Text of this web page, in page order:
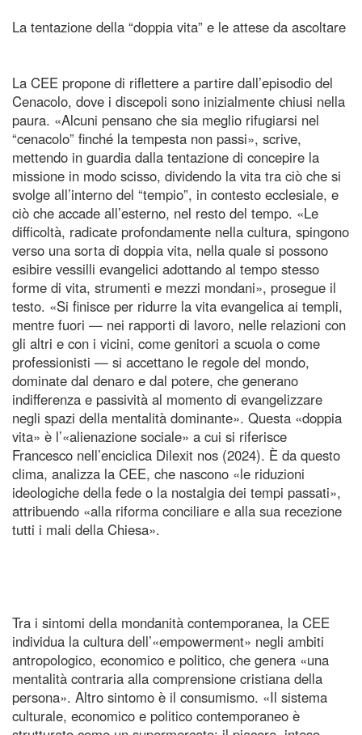
La tentazione della “doppia vita” e le attese da ascoltare
La CEE propone di riflettere a partire dall’episodio del
Cenacolo, dove i discepoli sono inizialmente chiusi nella
paura. «Alcuni pensano che sia meglio rifugiarsi nel
“cenacolo” finché la tempesta non passi», scrive,
mettendo in guardia dalla tentazione di concepire la
missione in modo scisso, dividendo la vita tra ciò che si
svolge all’interno del “tempio”, in contesto ecclesiale, e
ciò che accade all’esterno, nel resto del tempo. «Le
difficoltà, radicate profondamente nella cultura, spingono
verso una sorta di doppia vita, nella quale si possono
esibire vessilli evangelici adottando al tempo stesso
forme di vita, strumenti e mezzi mondani», prosegue il
testo. «Si finisce per ridurre la vita evangelica ai templi,
mentre fuori — nei rapporti di lavoro, nelle relazioni con
gli altri e con i vicini, come genitori a scuola o come
professionisti — si accettano le regole del mondo,
dominate dal denaro e dal potere, che generano
indifferenza e passività al momento di evangelizzare
negli spazi della mentalità dominante». Questa «doppia
vita» è l’«alienazione sociale» a cui si riferisce
Francesco nell’enciclica Dilexit nos (2024). È da questo
clima, analizza la CEE, che nascono «le riduzioni
ideologiche della fede o la nostalgia dei tempi passati»,
attribuendo «alla riforma conciliare e alla sua recezione
tutti i mali della Chiesa».
Tra i sintomi della mondanità contemporanea, la CEE
individua la cultura dell’«empowerment» negli ambiti
antropologico, economico e politico, che genera «una
mentalità contraria alla comprensione cristiana della
persona». Altro sintomo è il consumismo. «Il sistema
culturale, economico e politico contemporaneo è